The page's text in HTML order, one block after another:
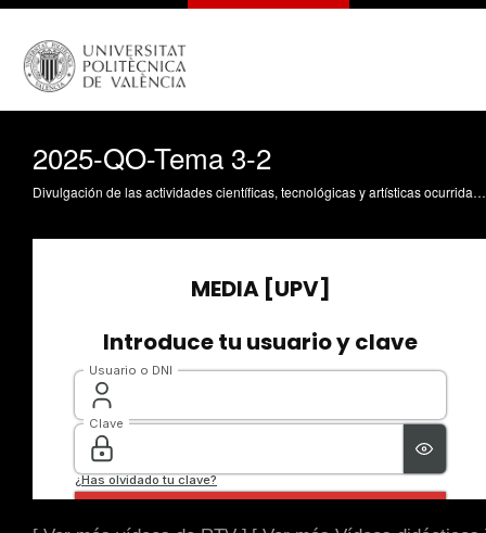
2025-QO-Tema 3-2
Divulgación de las actividades científicas, tecnológicas y artísticas ocurridas en los tres campus de la UPV